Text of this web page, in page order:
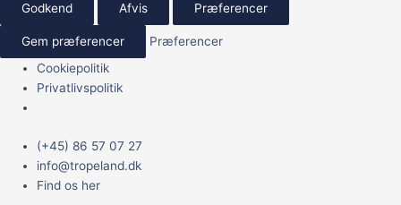
Godkend Afvis Præferencer
Gem præferencer
Præferencer
Cookiepolitik
Privatlivspolitik
(+45) 86 57 07 27
info@tropeland.dk
Find os her
Main
Menu
Den
oprindelige
pris